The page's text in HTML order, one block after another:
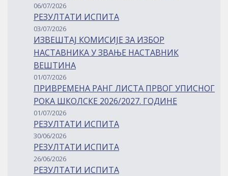
06/07/2026
РЕЗУЛТАТИ ИСПИТА
03/07/2026
ИЗВЕШТАЈ КОМИСИЈЕ ЗА ИЗБОР
НАСТАВНИКА У ЗВАЊЕ НАСТАВНИК
ВЕШТИНА
01/07/2026
ПРИВРЕМЕНА РАНГ ЛИСТА ПРВОГ УПИСНОГ
РОКА ШКОЛСКЕ 2026/2027. ГОДИНЕ
01/07/2026
РЕЗУЛТАТИ ИСПИТА
30/06/2026
РЕЗУЛТАТИ ИСПИТА
26/06/2026
РЕЗУЛТАТИ ИСПИТА